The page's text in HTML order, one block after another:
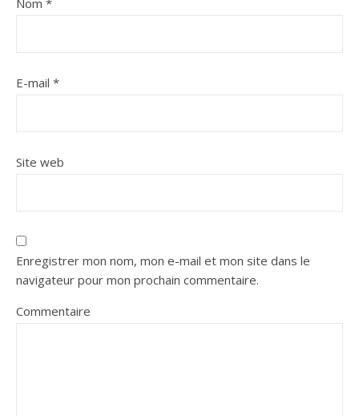
Nom *
E-mail *
Site web
Enregistrer mon nom, mon e-mail et mon site dans le
navigateur pour mon prochain commentaire.
Commentaire